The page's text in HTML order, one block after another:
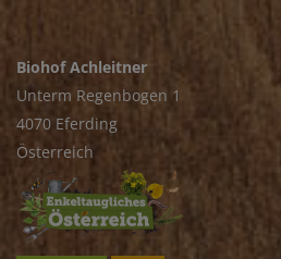
Biohof Achleitner
Unterm Regenbogen 1
4070 Eferding
Österreich